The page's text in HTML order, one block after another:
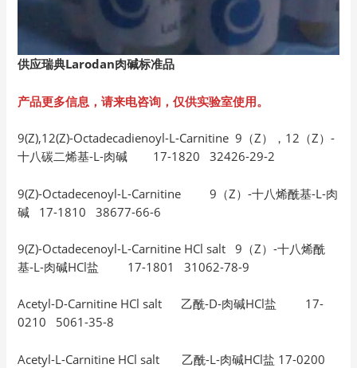
供应瑞典Larodan肉碱标准品
产品更多信息，请来电咨询，仅供实验室使用。
9(Z),12(Z)-Octadecadienoyl-L-Carnitine 9（Z），12（Z）-
十八碳二烯基-L-肉碱 17-1820 32426-29-2
9(Z)-Octadecenoyl-L-Carnitine 9（Z）-十八烯酰基-L-肉
碱 17-1810 38677-66-6
9(Z)-Octadecenoyl-L-Carnitine HCl salt 9（Z）-十八烯酰
基-L-肉碱HCl盐 17-1801 31062-78-9
Acetyl-D-Carnitine HCl salt 乙酰-D-肉碱HCl盐 17-
0210 5061-35-8
Acetyl-L-Carnitine HCl salt 乙酰-L-肉碱HCl盐 17-0200